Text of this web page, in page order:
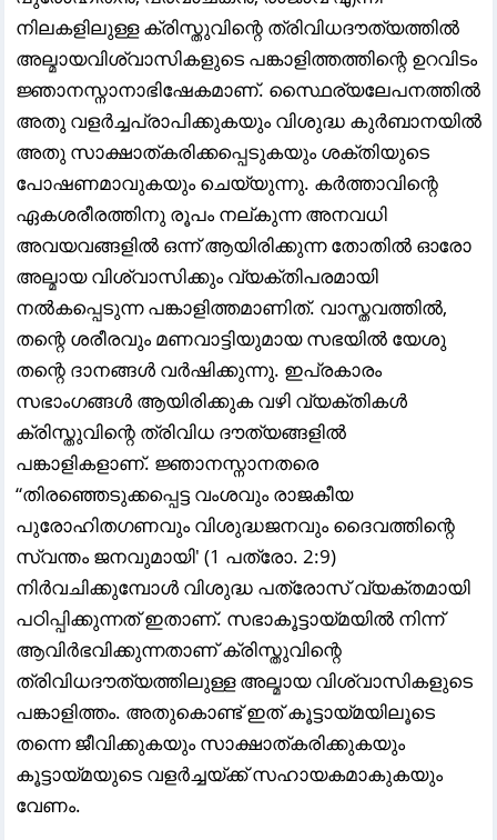
നിലകളിലുള്ള ക്രിസ്തുവിന്റെ ത്രിവിധദൗത്യത്തിൽ
അല്മായവിശ്വാസികളുടെ പങ്കാളിത്തത്തിന്റെ ഉറവിടം
ജ്ഞാനസ്നാനാഭിഷേകമാണ്. സ്ഥൈര്യലേപനത്തിൽ
അതു വളർച്ചപ്രാപിക്കുകയും വിശുദ്ധ കുർബാനയിൽ
അതു സാക്ഷാത്കരിക്കപ്പെടുകയും ശക്തിയുടെ
പോഷണമാവുകയും ചെയ്യുന്നു. കർത്താവിന്റെ
ഏകശരീരത്തിനു രൂപം നല്കുന്ന അനവധി
അവയവങ്ങളിൽ ഒന്ന് ആയിരിക്കുന്ന തോതിൽ ഓരോ
അല്മായ വിശ്വാസിക്കും വ്യക്തിപരമായി
നൽകപ്പെടുന്ന പങ്കാളിത്തമാണിത്. വാസ്തവത്തിൽ,
തന്റെ ശരീരവും മണവാട്ടിയുമായ സഭയിൽ യേശു
തന്റെ ദാനങ്ങൾ വർഷിക്കുന്നു. ഇപ്രകാരം
സഭാംഗങ്ങൾ ആയിരിക്കുക വഴി വ്യക്തികൾ
ക്രിസ്തുവിന്റെ ത്രിവിധ ദൗത്യങ്ങളിൽ
പങ്കാളികളാണ്. ജ്ഞാനസ്നാനതരെ
“തിരഞ്ഞെടുക്കപ്പെട്ട വംശവും രാജകീയ
പുരോഹിതഗണവും വിശുദ്ധജനവും ദൈവത്തിന്റെ
സ്വന്തം ജനവുമായി' (1 പത്രോ. 2:9)
നിർവചിക്കുമ്പോൾ വിശുദ്ധ പത്രോസ് വ്യക്തമായി
പഠിപ്പിക്കുന്നത് ഇതാണ്. സഭാകൂട്ടായ്മയിൽ നിന്ന്
ആവിർഭവിക്കുന്നതാണ് ക്രിസ്തുവിന്റെ
ത്രിവിധദൗത്യത്തിലുള്ള അല്മായ വിശ്വാസികളുടെ
പങ്കാളിത്തം. അതുകൊണ്ട് ഇത് കൂട്ടായ്മയിലൂടെ
തന്നെ ജീവിക്കുകയും സാക്ഷാത്കരിക്കുകയും
കൂട്ടായ്മയുടെ വളർച്ചയ്ക്ക് സഹായകമാകുകയും
വേണം.